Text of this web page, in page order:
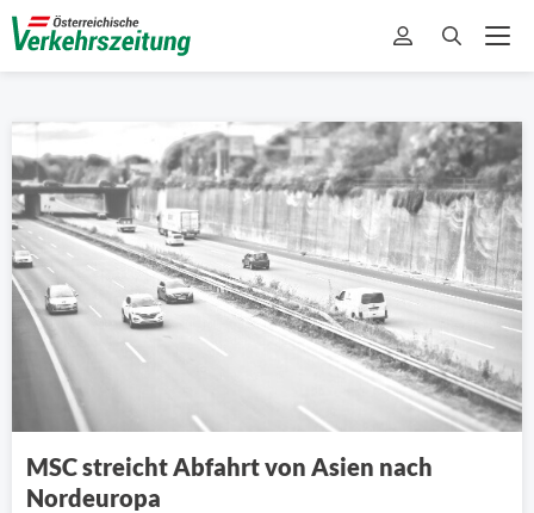
MSC streicht Abfahrt von Asien nach
Nordeuropa